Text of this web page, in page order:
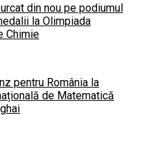
din nou pe podiumul
la Olimpiada
Chimie
pentru România la
de Matematică